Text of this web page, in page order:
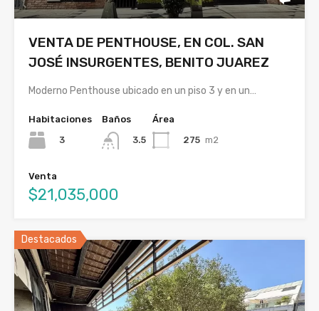
VENTA DE PENTHOUSE, EN COL. SAN
JOSÉ INSURGENTES, BENITO JUAREZ
Moderno Penthouse ubicado en un piso 3 y en un…
Habitaciones
3
Baños
3.5
Área
275 m2
Venta
$21,035,000
Destacados